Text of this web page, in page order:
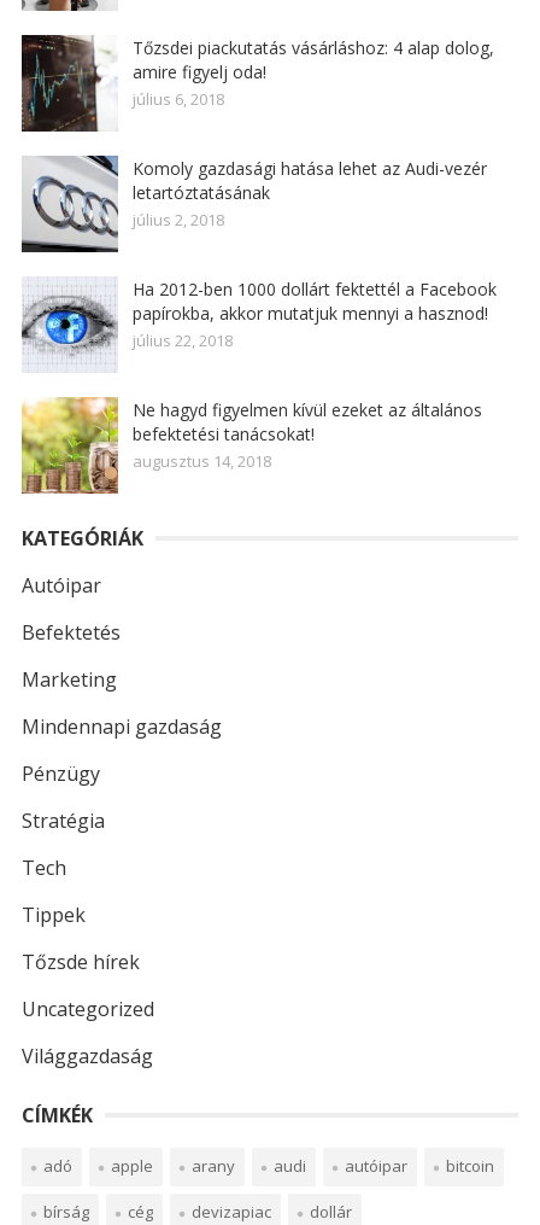
Tőzsdei piackutatás vásárláshoz: 4 alap dolog,
amire figyelj oda!
július 6, 2018
Komoly gazdasági hatása lehet az Audi-vezér
letartóztatásának
július 2, 2018
Ha 2012-ben 1000 dollárt fektettél a Facebook
papírokba, akkor mutatjuk mennyi a hasznod!
július 22, 2018
Ne hagyd figyelmen kívül ezeket az általános
befektetési tanácsokat!
augusztus 14, 2018
KATEGÓRIÁK
Autóipar
Befektetés
Marketing
Mindennapi gazdaság
Pénzügy
Stratégia
Tech
Tippek
Tőzsde hírek
Uncategorized
Világgazdaság
CÍMKÉK
adó apple arany audi autóipar bitcoin
bírság cég devizapiac dollár